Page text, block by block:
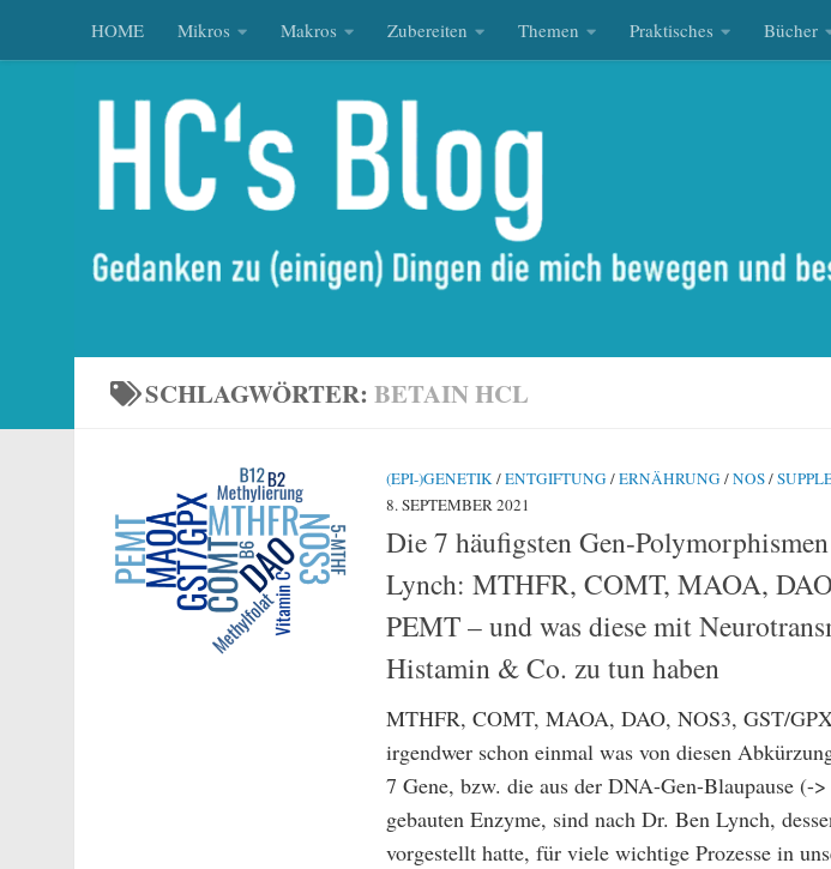
Zum Inhalt springen
HOME Mikros Makros Zubereiten Themen Praktisches Bücher
SCHLAGWÖRTER: BETAIN HCL
(EPI-)GENETIK /ENTGIFTUNG /ERNÄHRUNG /NOS/
8. SEPTEMBER 2021
Die 7 häufigsten Gen-
Lynch: MTHFR, COMT, MAOA,
PEMT – und was diese mit
Histamin & Co. zu tun haben
MTHFR, COMT, MAOA, DAO, NOS3, GST/
irgendwer schon einmal was von diesen
7 Gene, bzw. die aus der DNA-Gen-Blaupause (-
gebauten Enzyme, sind nach Dr. Ben Lynch,
vorgestellt hatte, für viele wichtige Prozesse in